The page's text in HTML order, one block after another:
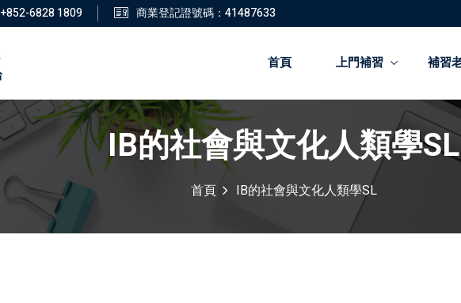
+852-6828 1809 商業登記證號碼：41487633
首頁 上門補習 補習
IB的社會與文化人類學SL
首頁 IB的社會與文化人類學SL
登錄 註冊
登錄
您還沒有帳號?註冊